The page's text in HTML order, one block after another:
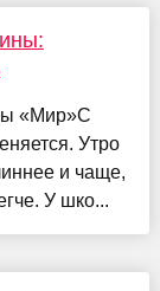
«Мир»С
Утро
и чаще,
У шко...